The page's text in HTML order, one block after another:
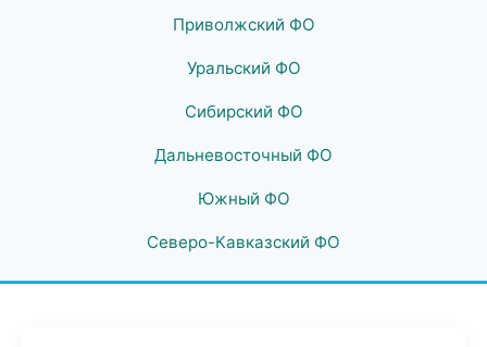
Приволжский ФО
Уральский ФО
Сибирский ФО
Дальневосточный ФО
Южный ФО
Северо-Кавказский ФО